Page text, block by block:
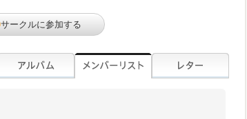
サークルに参加する